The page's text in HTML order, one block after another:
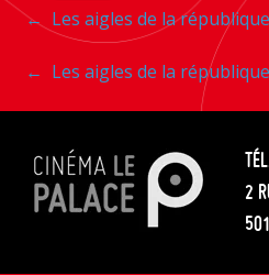
Navigation
entre
les
articles
← Les aigles de la république
Navigation
entre
les
articles
← Les aigles de la république
2